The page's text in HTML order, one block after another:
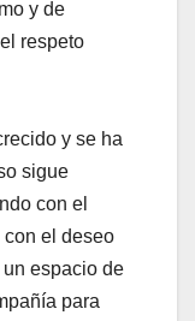
y de
respeto
y se ha
sigue
con el
el deseo
espacio de
para